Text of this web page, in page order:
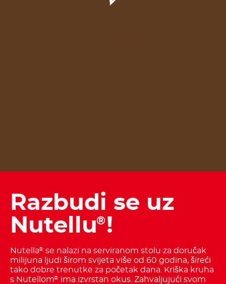
Razbudi se uz
Nutellu®!
Nutella® se nalazi na serviranom stolu za doručak
milijuna ljudi širom svijeta više od 60 godina, šireći
tako dobre trenutke za početak dana. Kriška kruha
s Nutellom® ima izvrstan okus. Zahvaljujući svom